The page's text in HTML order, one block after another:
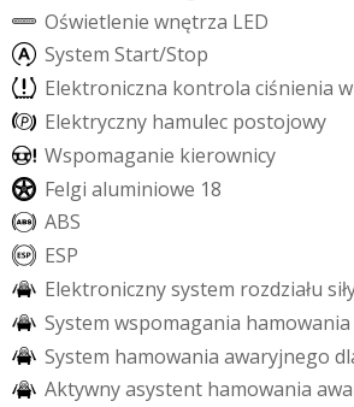
Oświetlenie wnętrza LED
System Start/Stop
Elektroniczna kontrola ciśnienia w
Elektryczny hamulec postojowy
Wspomaganie kierownicy
Felgi aluminiowe 18
ABS
ESP
Elektronicznysystem rozdziału sił
System wspomagania hamowania
System hamowania awaryjnego dl
Aktywnyasystent hamowania awa